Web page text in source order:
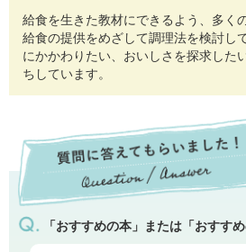
給食を生きた教材にできるよう、多く
給食の提供をめざして調理法を検討し
にかかわりたい、おいしさを探求した
ちしています。
「おすすめの本」または「おすす